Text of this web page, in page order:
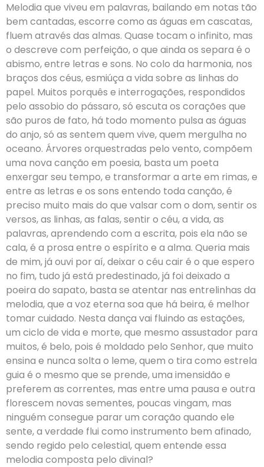
Melodia que viveu em palavras, bailando em notas tão
bem cantadas, escorre como as águas em cascatas,
fluem através das almas. Quase tocam o infinito, mas
o descreve com perfeição, o que ainda os separa é o
abismo, entre letras e sons. No colo da harmonia, nos
braços dos céus, esmiúça a vida sobre as linhas do
papel. Muitos porquês e interrogações, respondidos
pelo assobio do pássaro, só escuta os corações que
são puros de fato, há todo momento pulsa as águas
do anjo, só as sentem quem vive, quem mergulha no
oceano. Árvores orquestradas pelo vento, compõem
uma nova canção em poesia, basta um poeta
enxergar seu tempo, e transformar a arte em rimas, e
entre as letras e os sons entendo toda canção, é
preciso muito mais do que valsar com o dom, sentir os
versos, as linhas, as falas, sentir o céu, a vida, as
palavras, aprendendo com a escrita, pois ela não se
cala, é a prosa entre o espírito e a alma. Queria mais
de mim, já ouvi por aí, deixar o céu cair é o que espero
no fim, tudo já está predestinado, já foi deixado a
poeira do sapato, basta se atentar nas entrelinhas da
melodia, que a voz eterna soa que há beira, é melhor
tomar cuidado. Nesta dança vai fluindo as estações,
um ciclo de vida e morte, que mesmo assustador para
muitos, é belo, pois é moldado pelo Senhor, que muito
ensina e nunca solta o leme, quem o tira como estrela
guia é o mesmo que se prende, uma imensidão e
preferem as correntes, mas entre uma pausa e outra
florescem novas sementes, poucas vingam, mas
ninguém consegue parar um coração quando ele
sente, a verdade flui como instrumento bem afinado,
sendo regido pelo celestial, quem entende essa
melodia composta pelo divinal?